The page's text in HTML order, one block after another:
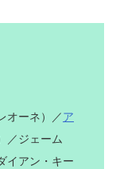
オーネ）／ア
／ジェーム
イアン・キー